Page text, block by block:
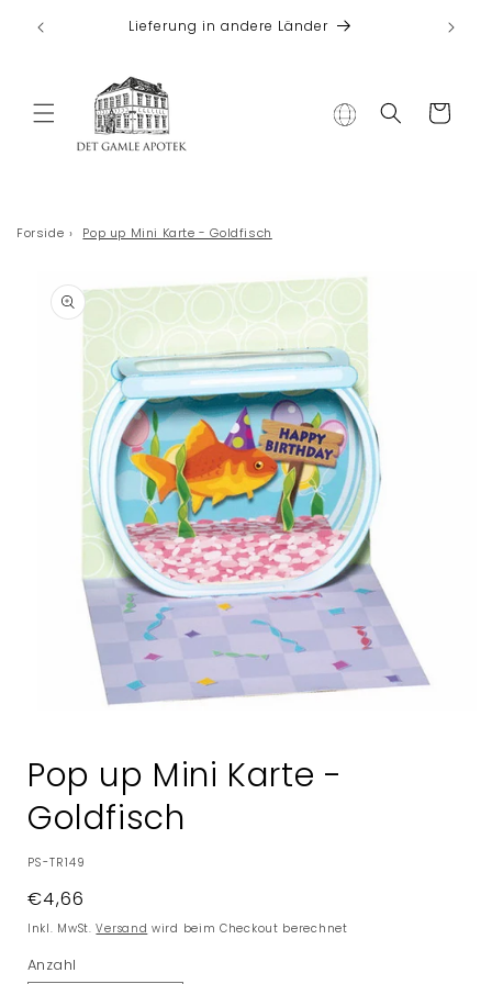
Inhalt
Lieferung in andere Länder
Warenkorb
Forside › Pop up Mini Karte - Goldfisch
Modal
öffnen
Pop up Mini Karte -
Goldfisch
SKU:
PS-TR149
Normaler
Preis
€4,66
Inkl. MwSt.Versand wird beim Checkout berechnet
Anzahl